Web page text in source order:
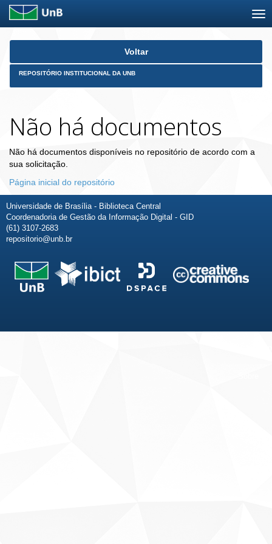
Skip
Voltar
REPOSITÓRIO INSTITUCIONAL DA UNB
Não há documentos
Não há documentos disponíveis no repositório de acordo com a
sua solicitação.
Página inicial do repositório
Universidade de Brasília - Biblioteca Central
Coordenadoria de Gestão da Informação Digital - GID
(61) 3107-2683
repositorio@unb.br